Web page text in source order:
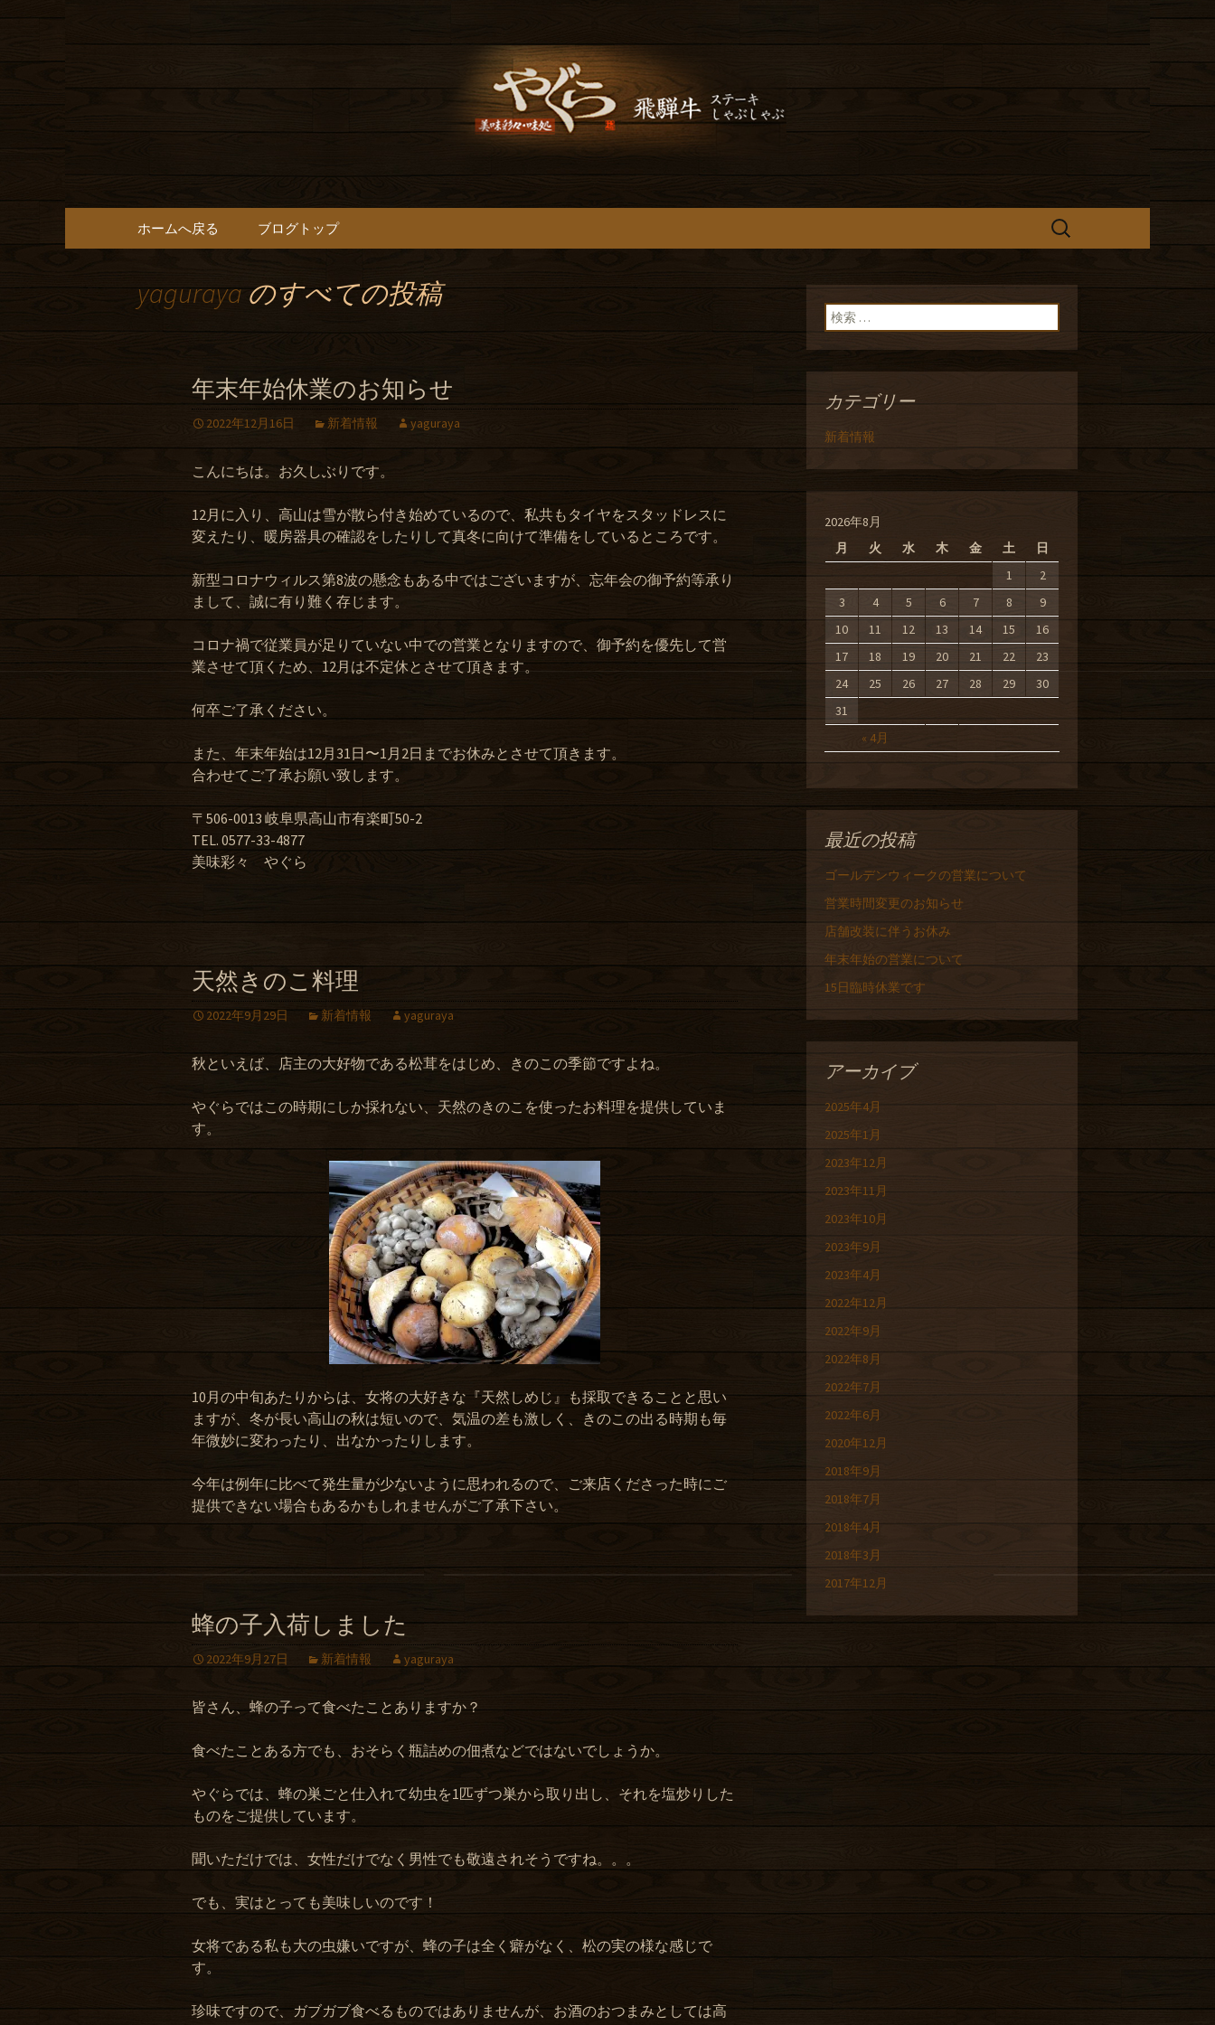
高山の和食「やぐら」のブログ。美味し
い飛騨牛料理がおすすめ
お店です。観光の方にはもちろん、カウンター席もあり、地元の方も気軽に入れます。
コンテンツへ移動
ホームへ戻る ブログトップ
検
yaguraya のすべての投稿
年末年始休業のお知らせ
2022年12月16日 新着情報 yaguraya
こんにちは。お久しぶりです。
12月に入り、高山は雪が散ら付き始めているので、私共もタイヤをスタッドレスに
変えたり、暖房器具の確認をしたりして真冬に向けて準備をしているところです。
新型コロナウィルス第8波の懸念もある中ではございますが、忘年会の御予約等承り
まして、誠に有り難く存じます。
コロナ禍で従業員が足りていない中での営業となりますので、御予約を優先して営
業させて頂くため、12月は不定休とさせて頂きます。
何卒ご了承ください。
また、年末年始は12月31日〜1月2日までお休みとさせて頂きます。
合わせてご了承お願い致します。
〒506-0013 岐阜県高山市有楽町50-2
TEL. 0577-33-4877
美味彩々 やぐら
天然きのこ料理
2022年9月29日 新着情報 yaguraya
秋といえば、店主の大好物である松茸をはじめ、きのこの季節ですよね。
やぐらではこの時期にしか採れない、天然のきのこを使ったお料理を提供していま
す。
10月の中旬あたりからは、女将の大好きな『天然しめじ』も採取できることと思い
ますが、冬が長い高山の秋は短いので、気温の差も激しく、きのこの出る時期も毎
年微妙に変わったり、出なかったりします。
今年は例年に比べて発生量が少ないように思われるので、ご来店くださった時にご
提供できない場合もあるかもしれませんがご了承下さい。
蜂の子入荷しました
2022年9月27日 新着情報 yaguraya
皆さん、蜂の子って食べたことありますか？
食べたことある方でも、おそらく瓶詰めの佃煮などではないでしょうか。
やぐらでは、蜂の巣ごと仕入れて幼虫を1匹ずつ巣から取り出し、それを塩炒りした
ものをご提供しています。
聞いただけでは、女性だけでなく男性でも敬遠されそうですね。。。
でも、実はとっても美味しいのです！
女将である私も大の虫嫌いですが、蜂の子は全く癖がなく、松の実の様な感じで
す。
珍味ですので、ガブガブ食べるものではありませんが、お酒のおつまみとしては高
検索:
カテゴリー
新着情報
2026年8月
月
火 水 木 金 土 日
« 4月
1
2
3
4 5 6 7 8
9
10
11 12 13 14 15
16
17
18 19 20 21 22
23
24
25 26 27 28 29
30
31
最近の投稿
ゴールデンウィークの営業について
営業時間変更のお知らせ
店舗改装に伴うお休み
年末年始の営業について
15日臨時休業です
アーカイブ
2025年4月
2025年1月
2023年12月
2023年11月
2023年10月
2023年9月
2023年4月
2022年12月
2022年9月
2022年8月
2022年7月
2022年6月
2020年12月
2018年9月
2018年7月
2018年4月
2018年3月
2017年12月